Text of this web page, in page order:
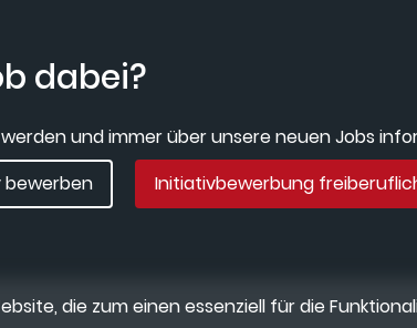
dabei?
und immer über unsere neuen Jobs
Initiativbewerbung
die zum einen essenziell für die